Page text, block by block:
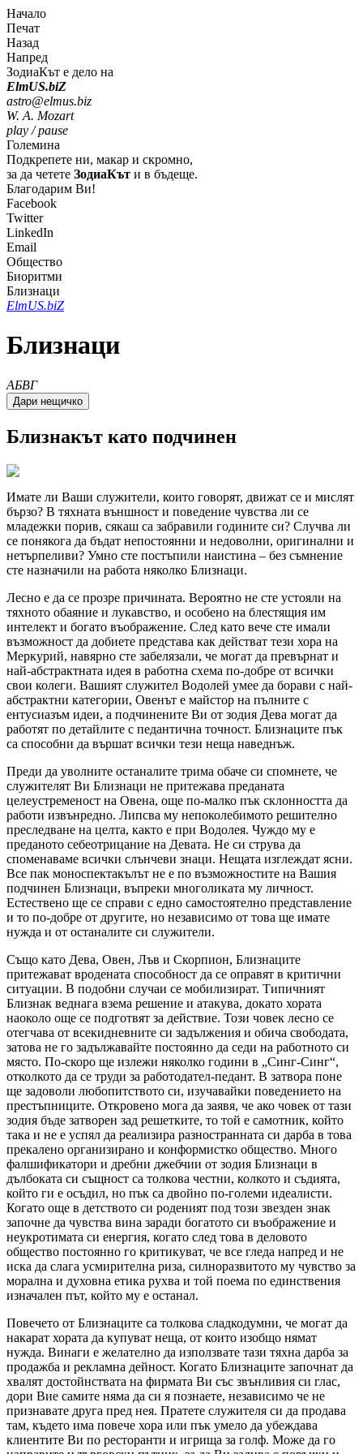
Начало
Печат
Назад
Напред
ЗодиаКът е дело на
ElmUS.biZ
astro@elmus.biz
W. A. Mozart
play / pause
Големина
Подкрепете ни, макар и скромно,
за да четете ЗодиаКът и в бъдеще.
Благодарим Ви!
Facebook
Twitter
LinkedIn
Email
Общество
Биоритми
Близнаци
ElmUS.biZ
Близнаци
AБВГ
Близнакът като подчинен
Имате ли Ваши служители, които говорят, движат се и мислят
бързо? В тяхната външност и поведение чувства ли се
младежки порив, сякаш са забравили годините си? Случва ли
се понякога да бъдат непостоянни и недоволни, оригинални и
нетърпеливи? Умно сте постъпили наистина – без съмнение
сте назначили на работа няколко Близнаци.
Лесно е да се прозре причината. Вероятно не сте устояли на
тяхното обаяние и лукавство, и особено на блестящия им
интелект и богато въображение. След като вече сте имали
възможност да добиете представа как действат тези хора на
Меркурий, навярно сте забелязали, че могат да превърнат и
най-абстрактната идея в работна схема по-добре от всички
свои колеги. Вашият служител Водолей умее да борави с най-
абстрактни категории, Овенът е майстор на пълните с
ентусиазъм идеи, а подчинените Ви от зодия Дева могат да
работят по детайлите с педантична точност. Близнаците пък
са способни да вършат всички тези неща наведнъж.
Преди да уволните останалите трима обаче си спомнете, че
служителят Ви Близнаци не притежава преданата
целеустременост на Овена, още по-малко пък склонността да
работи извънредно. Липсва му непоколебимото решително
преследване на целта, както е при Водолея. Чуждо му е
преданото себеотрицание на Девата. Не си струва да
споменаваме всички слънчеви знаци. Нещата изглеждат ясни.
Все пак моноспектакълът не е по възможностите на Вашия
подчинен Близнаци, въпреки многоликата му личност.
Естествено ще се справи с едно самостоятелно представление
и то по-добре от другите, но независимо от това ще имате
нужда и от останалите си служители.
Също като Дева, Овен, Лъв и Скорпион, Близнаците
притежават вродената способност да се оправят в критични
ситуации. В подобни случаи се мобилизират. Типичният
Близнак веднага взема решение и атакува, докато хората
наоколо още се подготвят за действие. Този човек лесно се
отегчава от всекидневните си задължения и обича свободата,
затова не го задължавайте постоянно да седи на работното си
място. По-скоро ще излежи няколко години в
Синг-Синг ,
отколкото да се труди за работодател-педант. В затвора поне
ще задоволи любопитството си, изучавайки поведението на
престъпниците. Откровено мога да заявя, че ако човек от тази
зодия бъде затворен зад решетките, то той е самотник, който
така и не е успял да реализира разностранната си дарба в това
прекалено организирано и конформистко общество. Много
фалшификатори и дребни джебчии от зодия Близнаци в
дълбоката си същност са толкова честни, колкото и съдията,
който ги е осъдил, но пък са двойно по-големи идеалисти.
Когато още в детството си роденият под този звезден знак
започне да чувства вина заради богатото си въображение и
неукротимата си енергия, когато след това в деловото
общество постоянно го критикуват, че все гледа напред и не
иска да слага усмирителна риза, силноразвитото му чувство за
морална и духовна етика рухва и той поема по единствения
изначален път, който му е останал.
Повечето от Близнаците са толкова сладкодумни, че могат да
накарат хората да купуват неща, от които изобщо нямат
нужда. Винаги е желателно да използвате тази тяхна дарба за
продажба и рекламна дейност. Когато Близнаците започнат да
хвалят достойнствата на фирмата Ви със звънливия си глас,
дори Вие самите няма да си я познаете, независимо че не
признавате друга пред нея. Пратете служителя си да продава
там, където има повече хора или пък умело да убеждава
клиентите Ви по ресторанти и игрища за голф. Може да го